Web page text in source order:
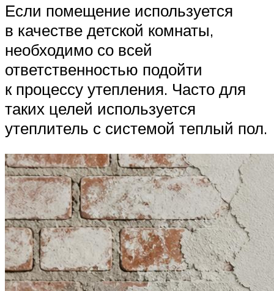
Если помещение используется
в качестве детской комнаты,
необходимо со всей
ответственностью подойти
к процессу утепления. Часто для
таких целей используется
утеплитель с системой теплый пол.